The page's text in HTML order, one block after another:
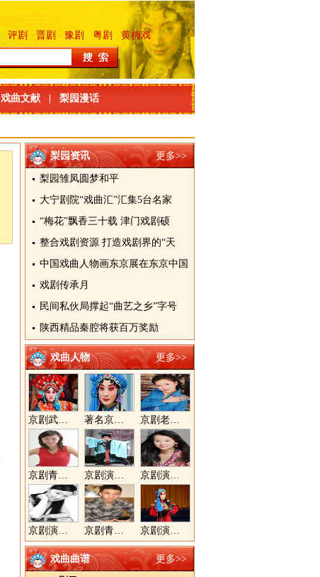
评剧 晋剧 豫剧 粤剧 黄梅戏
戏曲文献 梨园漫话
更多>>
梨园资讯
梨园雏凤圆梦和平
大宁剧院“戏曲汇”汇集5台名家
“梅花”飘香三十载 津门戏剧硕
整合戏剧资源 打造戏剧界的“天
中国戏曲人物画东京展在东京中国
戏剧传承月
民间私伙局撑起“曲艺之乡”字号
陕西精品秦腔将获百万奖励
更多>>
戏曲人物
京剧武旦演员李静文 著名京剧演员李海燕 京剧老生演员胡晓楠
京剧青衣演员周利 京剧演员郝帅 京剧演员王奕戈
京剧演员陈晓霞 京剧青年演员郝杰 京剧演员张美超
更多>>
戏曲曲谱